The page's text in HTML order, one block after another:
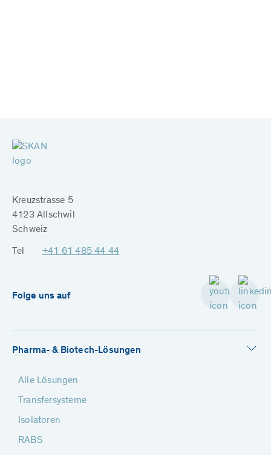
Kreuzstrasse 5
4123 Allschwil
Schweiz
Tel +41 61 485 44 44
Folge uns auf
Pharma- & Biotech-Lösungen
Alle Lösungen
Transfersysteme
Isolatoren
RABS